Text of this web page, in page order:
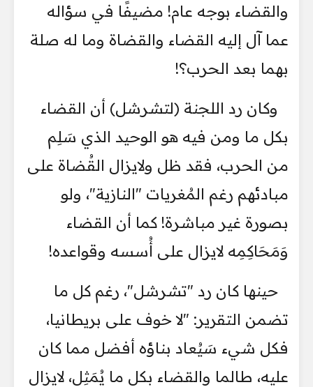
والقضاء بوجه عام! مضيفًا في سؤاله
عما آل إليه القضاء والقضاة وما له صلة
بهما بعد الحرب؟!
وكان رد اللجنة (لتشرشل) أن القضاء
بكل ما ومن فيه هو الوحيد الذي سَلِم
من الحرب، فقد ظل ولايزال القُضاة على
مبادئهم رغم المُغريات "النازية"، ولو
بصورة غير مباشرة! كما أن القضاء
وَمَحَاكِمِه لايزال على أُسسه وقواعده!
حينها كان رد "تشرشل"، رغم كل ما
تضمن التقرير: "لا خوف على بريطانيا،
فكل شيء سَيُعاد بناؤه أفضل مما كان
عليه، طالما والقضاء بكل ما يُمَثِل، لايزال